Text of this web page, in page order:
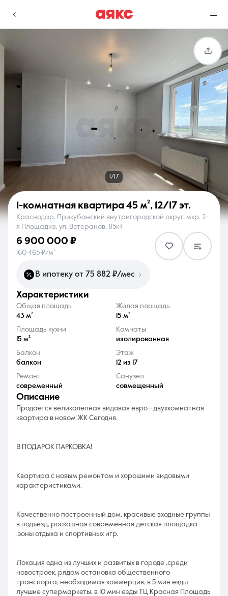
г. Краснодар
Сравнение
0 объявлений
О компании Контакты
8 (861) 297-00-00
Ежедневно с 08:30 до 20:00
1/17
1-комнатная квартира 45 м², 12/17 эт.
Краснодар, Прикубанский внутригородской округ, мкр. 2-
я Площадка, ул. Ветеранов, 85к4
6 900 000 ₽
160 465 ₽/м²
В ипотеку от 75 882 ₽/мес
характеристики
Общая площадь
43 м²
Жилая площадь
15 м²
Площадь кухни
15 м²
Комнаты
изолированная
Балкон
балкон
Этаж
12 из 17
Ремонт
современный
Санузел
совмещенный
описание
Продается великолепная видовая евро - двухкомнатная
квартира в новом ЖК Сегодня.
В ПОДАРОК ПАРКОВКА!
Квартира с новым ремонтом и хорошими видовыми
характеристиками.
Качественно построенный дом, красивые входные группы
в подъезд, роскошная современная детская площадка
,зоны отдыха и спортивных игр.
Локация одна из лучших и развитых в городе ,среди
новостроек, рядом остановка общественного
транспорта, необходимая коммерция, в 5 мин езды
лучшие супермаркеты, в 10 мин езды ТЦ Красная Площадь